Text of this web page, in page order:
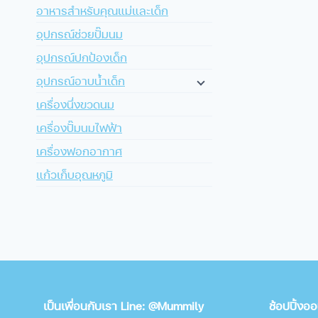
อาหารสำหรับคุณแม่และเด็ก
อุปกรณ์ช่วยปั๊มนม
อุปกรณ์ปกป้องเด็ก
อุปกรณ์อาบน้ำเด็ก
เครื่องนึ่งขวดนม
เครื่องปั๊มนมไฟฟ้า
เครื่องฟอกอากาศ
แก้วเก็บอุณหภูมิ
เป็นเพื่อนกับเรา Line: @Mummily ช้อปปิ้งอ